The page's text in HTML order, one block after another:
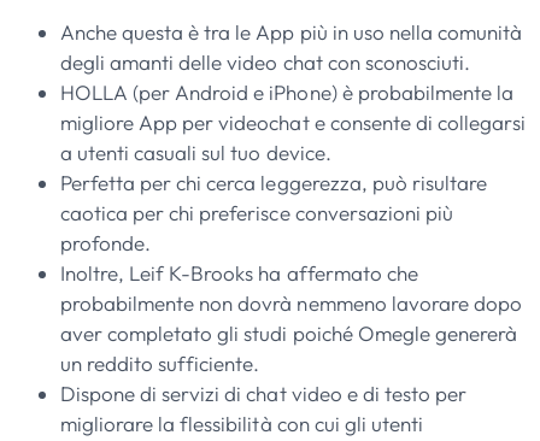
Anche questa è tra le App più in uso nella comunità
degli amanti delle video chat con sconosciuti.
HOLLA (per Android e iPhone) è probabilmente la
migliore App per videochat e consente di collegarsi
a utenti casuali sul tuo device.
Perfetta per chi cerca leggerezza, può risultare
caotica per chi preferisce conversazioni più
profonde.
Inoltre, Leif K-Brooks ha affermato che
probabilmente non dovrà nemmeno lavorare dopo
aver completato gli studi poiché Omegle genererà
un reddito sufficiente.
Dispone di servizi di chat video e di testo per
migliorare la flessibilità con cui gli utenti